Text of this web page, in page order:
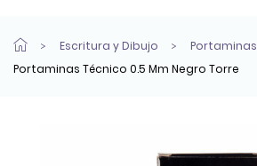
Escritura y Dibujo
Portaminas
Portaminas Técnico 0.5 Mm Negro Torre